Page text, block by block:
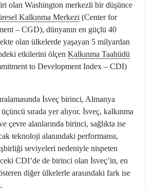
olan Washington merkezli bir düşünce
Kalkınma Merkezi (Center for
– CGD), dünyanın en güçlü 40
olan ülkelerde yaşayan 5 milyardan
etkilerini ölçen Kalkınma Taahüdü
to Development Index – CDI)
İsveç birinci, Almanya
sırada yer alıyor. İsveç, kalkınma
çevre alanlarında birinci, sağlıkta ise
teknoloji alanındaki performansı,
seviyeleri nedeniyle nispeten
CDI’de de birinci olan İsveç’in, en
diğer ülkelerle arasındaki fark ise